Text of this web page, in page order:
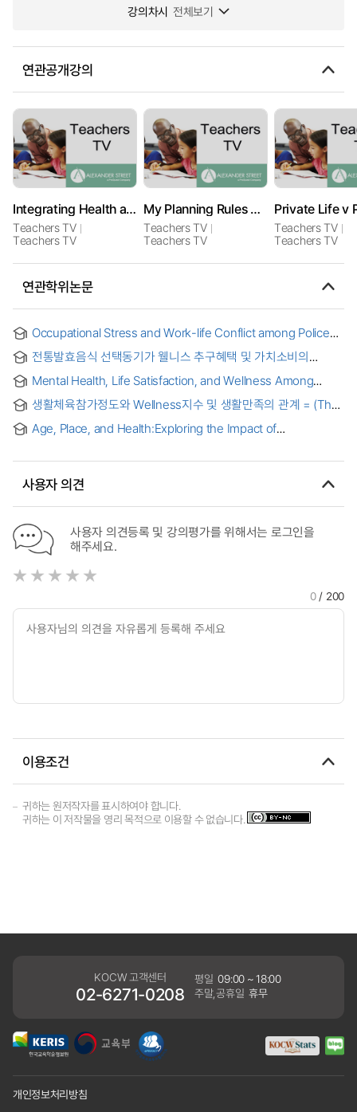
강의차시 전체보기
연관공개강의
Integrating Health and Education
Teachers TV
Teachers TV
My Planning Rules My Life
Teachers TV
Teachers TV
Teachers TV
Teachers TV
연관학위논문
Occupational Stress and Work-life Conflict among Police
전통발효음식 선택동기가 웰니스 추구혜택 및 가치소비의
= A study on the effects of Traditional Fermented Food
Choice Motivation on Wellness Benefits Soughts:Focusing
on the modulating effect of health interest and Value
Consumption on Consumer Life Satisfaction.:
Mental Health, Life Satisfaction, and Wellness Among
생활체육참가정도와 Wellness지수 및 생활만족의 관계 = (The)
Inventory and Life Satisfaction
Age, Place, and Health:Exploring the Impact of
사용자 의견
사용자 의견등록 및 강의평가를 위해서는 로그인을
해주세요.
0/ 200
이용조건
귀하는 원저작자를 표시하여야 합니다.
귀하는 이 저작물을 영리 목적으로 이용할 수 없습니다.
KOCW 고객센터
02-6271-0208
평일 09:00 ~ 18:00
주말,공휴일 휴무
개인정보처리방침